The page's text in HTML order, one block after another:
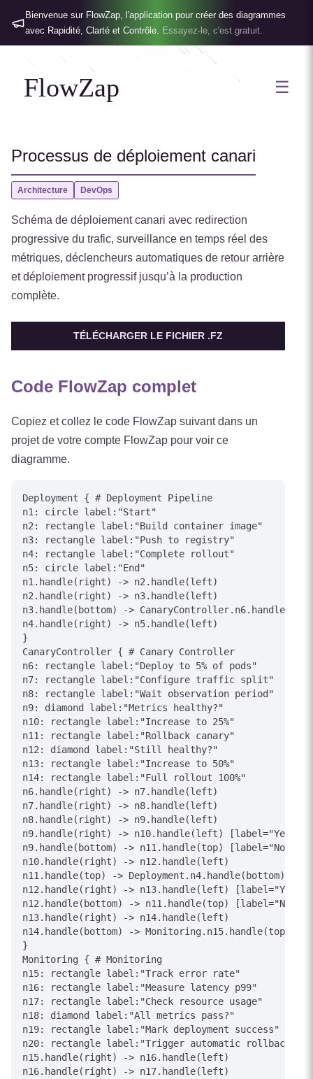
Bienvenue sur FlowZap, l'application pour créer des diagrammes
avec Rapidité, Clarté et Contrôle. Essayez-le, c'est gratuit.
FlowZap ☰
Processus de déploiement canari
Architecture DevOps
Schéma de déploiement canari avec redirection
progressive du trafic, surveillance en temps réel des
métriques, déclencheurs automatiques de retour arrière
et déploiement progressif jusqu’à la production
complète.
TÉLÉCHARGER LE FICHIER .FZ
Code FlowZap complet
Copiez et collez le code FlowZap suivant dans un
projet de votre compte FlowZap pour voir ce
diagramme.
Deployment { # Deployment Pipeline
n1: circle label:"Start"
n2: rectangle label:"Build container image"
n3: rectangle label:"Push to registry"
n4: rectangle label:"Complete rollout"
n5: circle label:"End"
n1.handle(right) -> n2.handle(left)
n2.handle(right) -> n3.handle(left)
n3.handle(bottom) ->
n4.handle(right) -> n5.handle(left)
}
CanaryController { # Canary Controller
n6: rectangle label:"Deploy to 5% of pods"
n7: rectangle label:"Configure traffic split"
n8: rectangle label:"Wait observation period"
n9: diamond label:"Metrics healthy?"
n10: rectangle label:"Increase to 25%"
n11: rectangle label:"Rollback canary"
n12: diamond label:"Still healthy?"
n13: rectangle label:"Increase to 50%"
n14: rectangle label:"Full rollout 100%"
n6.handle(right) -> n7.handle(left)
n7.handle(right) -> n8.handle(left)
n8.handle(right) -> n9.handle(left)
n9.handle(right) -> n10.handle(left) [label="Yes"]
n9.handle(bottom) -> n11.handle(top) [label="No"]
n10.handle(right) -> n12.handle(left)
n11.handle(top) -> Deployment.n4.handle(bottom)
n12.handle(right) -> n13.handle(left) [label="Yes"]
n12.handle(bottom) -> n11.handle(top) [label="No"]
n13.handle(right) -> n14.handle(left)
n14.handle(bottom) -> Monitoring.n15.handle(top)
}
Monitoring { # Monitoring
n15: rectangle label:"Track error rate"
n16: rectangle label:"Measure latency p99"
n17: rectangle label:"Check resource usage"
n18: diamond label:"All metrics pass?"
n19: rectangle label:"Mark deployment success"
n20: rectangle label:"Trigger automatic rollback"
n15.handle(right) -> n16.handle(left)
n16.handle(right) -> n17.handle(left)